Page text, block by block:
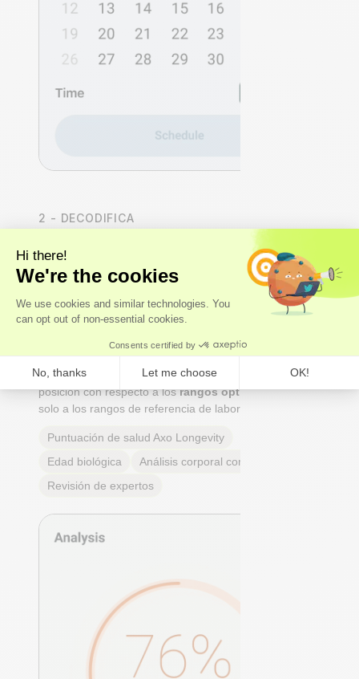
2 - DECODIFICA
Accede a tus insights de
salud
, y no solo algoritmos, realizan un
análisis integral del organismo que abarca los sistemas
cardiovascular, hormonal, metabólico e inmunitario.
Recibirás unapuntuación de salud Axo Longevity
un cálculo de laedad biológicay un análisis completo
de cada marcador: su significado, su importancia y tu
posición con respecto a losrangos óptimos reales, no
solo a los rangos de referencia de laboratorio.
Puntuación de salud Axo Longevity
Edad biológica
Análisis corporal completo
Revisión de expertos